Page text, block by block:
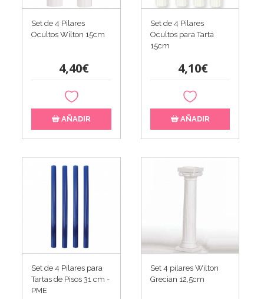
Set de 4 Pilares
Ocultos Wilton 15cm
4,40€
AÑADIR
Set de 4 Pilares
Ocultos para Tarta
15cm
4,10€
AÑADIR
Set de 4 Pilares para
Tartas de Pisos 31 cm -
PME
Set 4 pilares Wilton
Grecian 12,5cm